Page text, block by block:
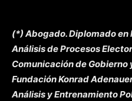
(*) Abogado. Diplomado en
Análisis de Procesos
Comunicación de Gobierno
Fundación Konrad
Análisis y Entrenamiento